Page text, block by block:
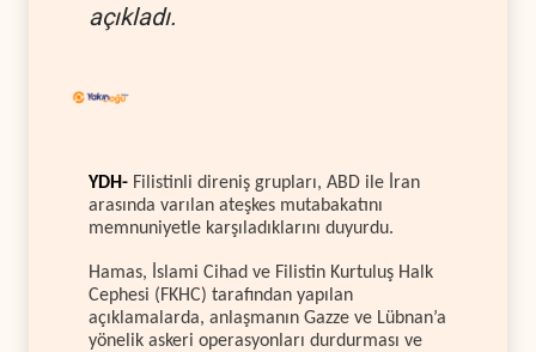
açıkladı.
YDH- Filistinli direniş grupları, ABD ile İran
arasında varılan ateşkes mutabakatını
memnuniyetle karşıladıklarını duyurdu.
Hamas, İslami Cihad ve Filistin Kurtuluş Halk
Cephesi (FKHC) tarafından yapılan
açıklamalarda, anlaşmanın Gazze ve Lübnan’a
yönelik askeri operasyonları durdurması ve